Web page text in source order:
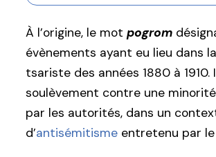
À l’origine, le mot pogrom
évènements ayant eu lieu dans
tsariste des années 1880 à 1910.
soulèvement contre une
par les autorités, dans un
d’antisémitisme entretenu par